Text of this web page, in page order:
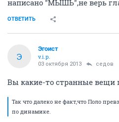
написано "МЫШЬ",не верь
ОТВЕТИТЬ
Э
Эгоист
v.i.p.
03 октября 2013 седов
Вы какие-то странные вещи
Так что далеко не факт,что Поло
по динамике.